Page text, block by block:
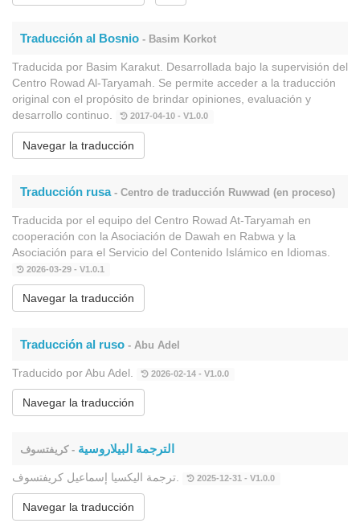
Traducción al Bosnio - Basim Korkot
Traducida por Basim Karakut. Desarrollada bajo la supervisión del
Centro Rowad Al-Taryamah. Se permite acceder a la traducción
original con el propósito de brindar opiniones, evaluación y
desarrollo continuo.
2017-04-10 - V1.0.0
Navegar la traducción
Traducción rusa- Centro de traducción Ruwwad (en proceso)
Traducida por el equipo del Centro Rowad At-Taryamah en
cooperación con la Asociación de Dawah en Rabwa y la
Asociación para el Servicio del Contenido Islámico en Idiomas.
2026-03-29 - V1.0.1
Navegar la traducción
Traducción al ruso - Abu Adel
Traducido por Abu Adel. 2026-02-14 - V1.0.0
Navegar la traducción
الترجمة البيلاروسية - كريفتسوف
2025-12-31 - V1.0.0
Navegar la traducción